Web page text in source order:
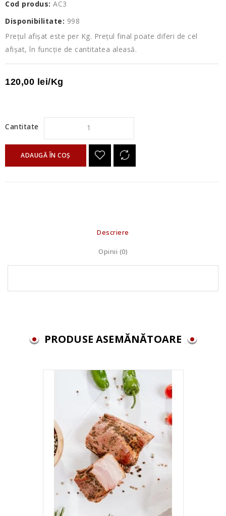
Cod produs: AC3
Disponibilitate: 998
Prețul afișat este per Kg. Prețul final poate diferi de cel
afișat, în funcție de cantitatea aleasă.
120,00 lei/Kg
Cantitate
ADAUGĂ ÎN COŞ
Descriere
Opinii (0)
PRODUSE ASEMĂNĂTOARE